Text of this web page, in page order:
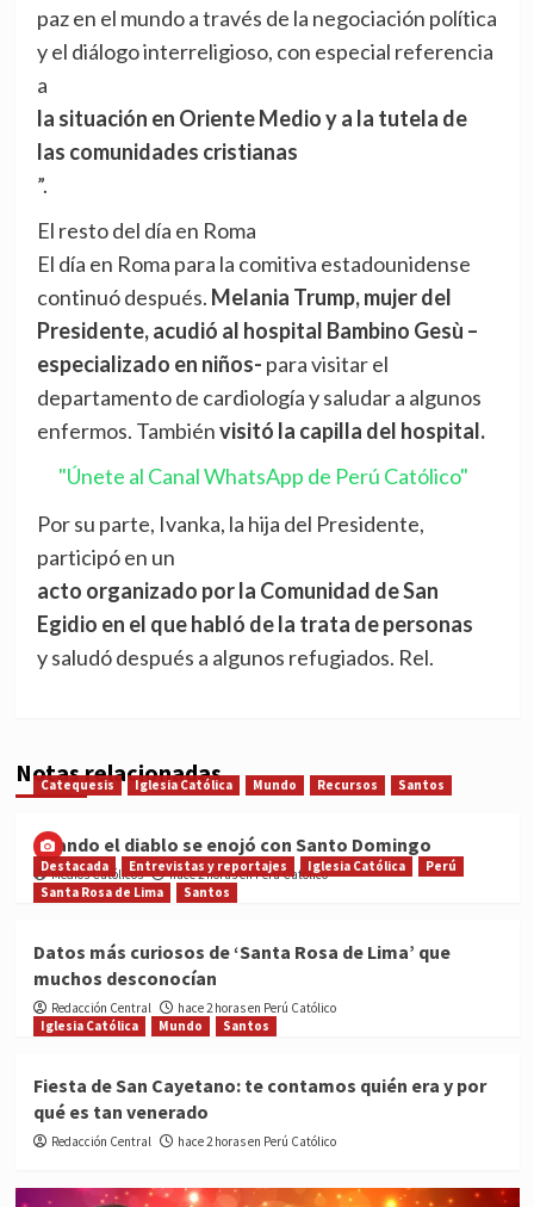
paz en el mundo a través de la negociación política
y el diálogo interreligioso, con especial referencia
a
la situación en Oriente Medio y a la tutela de
las comunidades cristianas
”.
El resto del día en Roma
El día en Roma para la comitiva estadounidense
continuó después. Melania Trump, mujer del
Presidente, acudió al hospital Bambino Gesù –
especializado en niños- para visitar el
departamento de cardiología y saludar a algunos
enfermos. Tambiénvisitó la capilla del hospital.
"Únete al Canal WhatsApp de Perú Católico"
Por su parte, Ivanka, la hija del Presidente,
participó en un
acto organizado por la Comunidad de San
Egidio en el que habló de la trata de personas
y saludó después a algunos refugiados. Rel.
Notas relacionadas
Catequesis Iglesia Católica Mundo Recursos Santos
Cuando el diablo se enojó con Santo Domingo
Medios Católicos hace 2 horas en Perú Católico
Destacada Entrevistas y reportajes Iglesia Católica
Perú
Santa Rosa de Lima
Santos
Datos más curiosos de ‘Santa Rosa de Lima’ que
muchos desconocían
Redacción Central
hace 2 horas en Perú Católico
Iglesia Católica
Mundo Santos
Fiesta de San Cayetano: te contamos quién era y por
qué es tan venerado
Redacción Central hace 2 horas en Perú Católico